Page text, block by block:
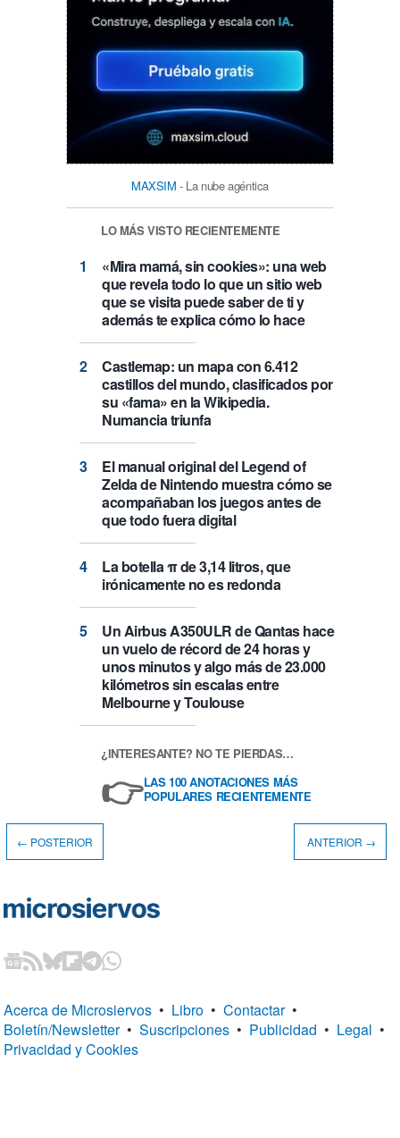
MAXSIM - La nube agéntica
LO MÁS VISTO RECIENTEMENTE
«Mira mamá, sin cookies»: una web
que revela todo lo que un sitio web
que se visita puede saber de ti y
además te explica cómo lo hace
Castlemap: un mapa con 6.412
castillos del mundo, clasificados por
su «fama» en la Wikipedia.
Numancia triunfa
El manual original del Legend of
Zelda de Nintendo muestra cómo se
acompañaban los juegos antes de
que todo fuera digital
La botella π de 3,14 litros, que
irónicamente no es redonda
Un Airbus A350ULR de Qantas hace
un vuelo de récord de 24 horas y
unos minutos y algo más de 23.000
kilómetros sin escalas entre
Melbourne y Toulouse
¿INTERESANTE? NO TE PIERDAS…
👉LAS 100 ANOTACIONES MÁS
POPULARES RECIENTEMENTE
← POSTERIOR ANTERIOR →
Acerca de Microsiervos • Libro • Contactar •
Boletín/Newsletter • Suscripciones • Publicidad • Legal •
Privacidad y Cookies